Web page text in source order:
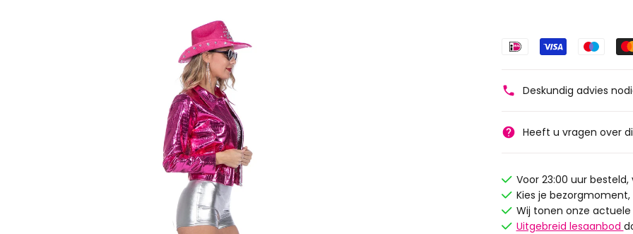
Deskundig advies
Heeft u vragen over
Voor 23:00 uur
Kies je
Wij tonen onze
Uitgebreid lesaanbod